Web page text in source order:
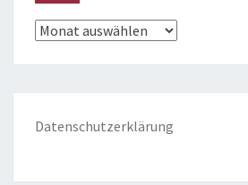
Archiv
Datenschutzerklärung